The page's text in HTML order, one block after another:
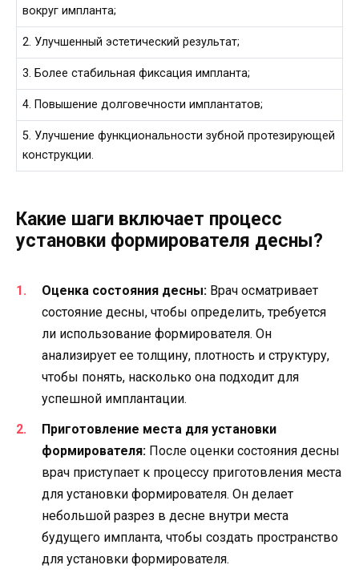
вокруг импланта;
2. Улучшенный эстетический результат;
3. Более стабильная фиксация импланта;
4. Повышение долговечности имплантатов;
5. Улучшение функциональности зубной протезирующей
конструкции.
Какие шаги включает процесс
установки формирователя десны?
Оценка состояния десны: Врач осматривает
состояние десны, чтобы определить, требуется
ли использование формирователя. Он
анализирует ее толщину, плотность и структуру,
чтобы понять, насколько она подходит для
успешной имплантации.
Приготовление места для установки
формирователя: После оценки состояния десны
врач приступает к процессу приготовления места
для установки формирователя. Он делает
небольшой разрез в десне внутри места
будущего импланта, чтобы создать пространство
для установки формирователя.